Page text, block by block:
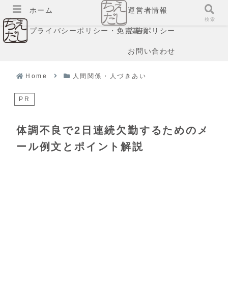
ホーム 運営者情報
プライバシーポリシー・免責事項広告ポリシー
お問い合わせ
Home 人間関係・人づきあい
PR
体調不良で2日連続欠勤するためのメ
ール例文とポイント解説
メニュー 検索